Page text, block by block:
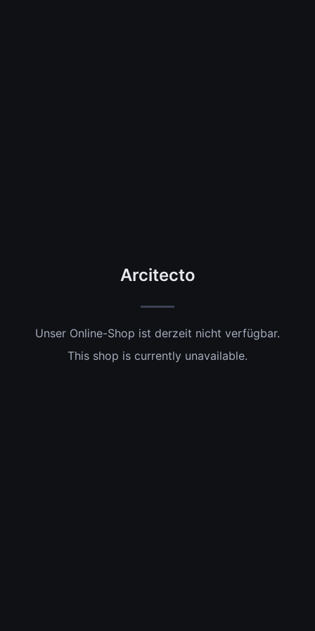
Arcitecto
Unser Online-Shop ist derzeit nicht verfügbar.
This shop is currently unavailable.